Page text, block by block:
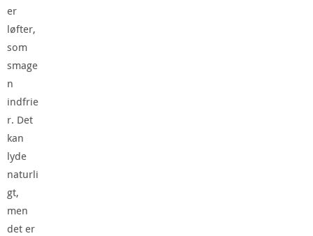
er
løfter,
som
smage
n
indfrie
r. Det
kan
lyde
naturli
gt,
men
det er